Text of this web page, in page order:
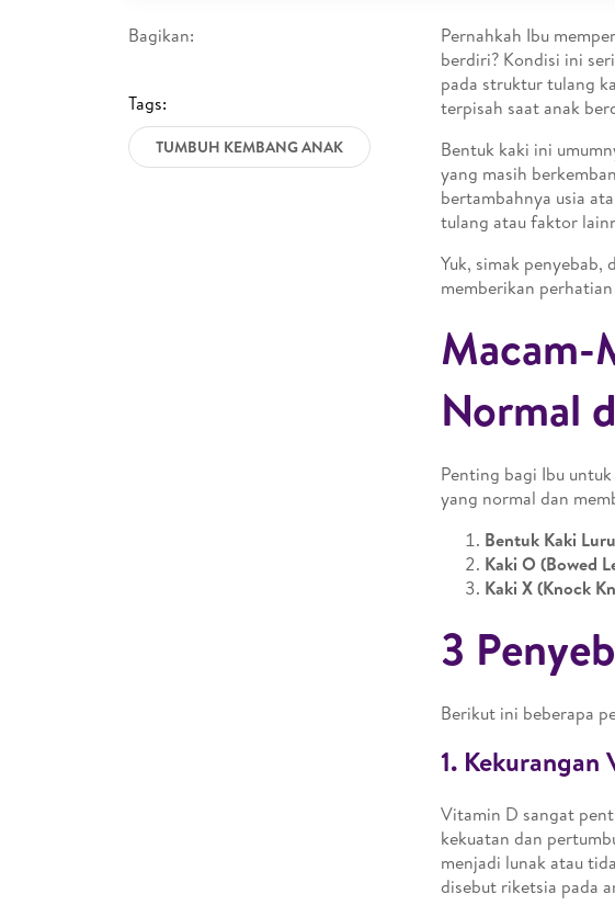
Bagikan:
Tags:
TUMBUH KEMBANG ANAK
Pernahkah Ibu
berdiri? Kondisi ini
pada struktur tulang
terpisah saat anak
Bentuk kaki ini
yang masih
bertambahnya usia
tulang atau faktor
Yuk, simak penyebab,
memberikan
Macam-
Normal
Penting bagi Ibu
yang normal dan
Bentuk Kaki
Kaki O (Bowed
Kaki X (Knock
3
Berikut ini beberapa
1. Kekurangan
Vitamin D sangat
kekuatan dan
menjadi lunak atau
disebut riketsia pada